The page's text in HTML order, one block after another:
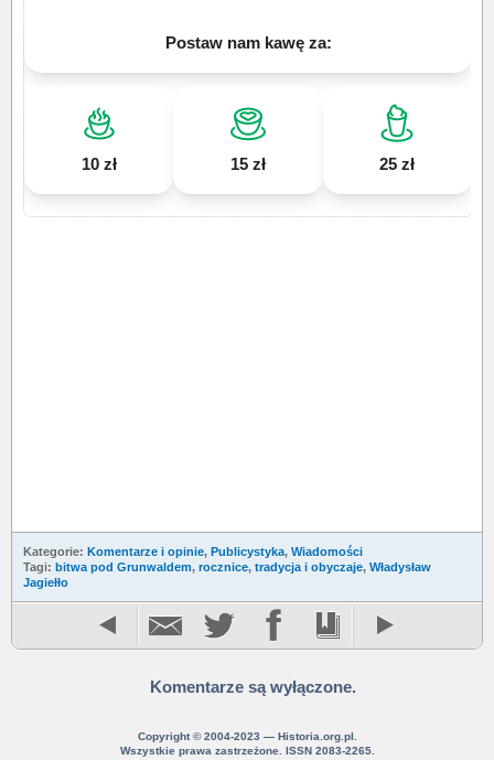
Postaw nam kawę za:
10 zł 15 zł 25 zł
Kategorie: Komentarze i opinie, Publicystyka, Wiadomości
Tagi: bitwa pod Grunwaldem, rocznice, tradycja i obyczaje, Władysław
Jagiełło
Komentarze są wyłączone.
Copyright © 2004-2023 — Historia.org.pl.
Wszystkie prawa zastrzeżone. ISSN 2083-2265.